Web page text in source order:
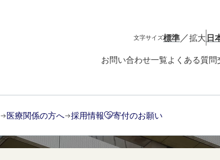
文字サイズ標準／拡大日
お問い合わせ一覧よくある質問
医療関係の方へ 採用情報 寄付のお願い